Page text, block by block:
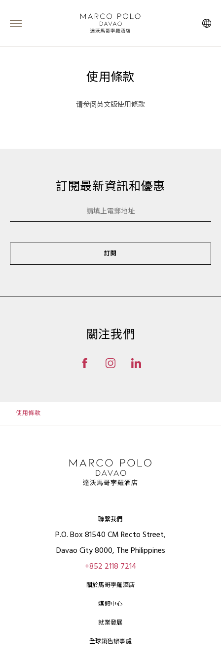
使用條款
请参阅英文版使用條款
訂閱最新資訊和優惠
訂閱
關注我們
使用條款
聯繫我們
P.O. Box 81540 CM Recto Street,
Davao City 8000, The Philippines
+852 2118 7214
關於馬哥孛羅酒店
媒體中心
就業發展
全球銷售辦事處